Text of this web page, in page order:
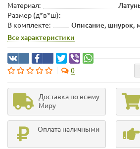
Материал:
Размер (д*в*ш):
В комплекте:
Описание, шнурок,
Все характеристики
0
Доставка по всему
Миру
Оплата наличными